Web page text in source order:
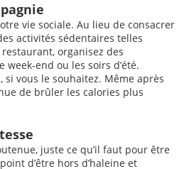
vie sociale. Au lieu de consacrer
activités sédentaires telles
organisez des
end ou les soirs d’été.
si vous le souhaitez. Même après
de brûler les calories plus
juste ce qu’il faut pour être
d’être hors d’haleine et